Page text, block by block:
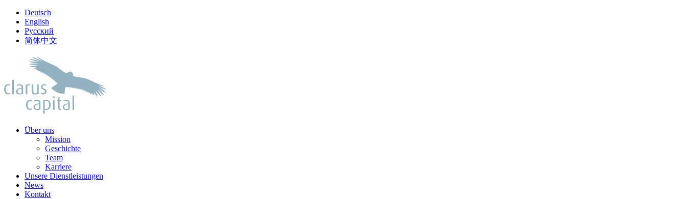
Deutsch
English
Русский
简体中文
Über uns
Mission
Geschichte
Team
Karriere
Unsere Dienstleistungen
News
Kontakt